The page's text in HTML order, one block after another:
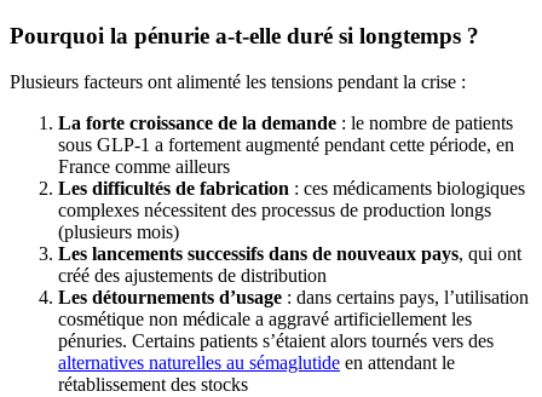
Pourquoi la pénurie a-t-elle duré si longtemps ?
Plusieurs facteurs ont alimenté les tensions pendant la crise :
La forte croissance de la demande : le nombre de patients
sous GLP-1 a fortement augmenté pendant cette période, en
France comme ailleurs
Les difficultés de fabrication : ces médicaments biologiques
complexes nécessitent des processus de production longs
(plusieurs mois)
Les lancements successifs dans de nouveaux pays, qui ont
créé des ajustements de distribution
Les détournements d’usage : dans certains pays, l’utilisation
cosmétique non médicale a aggravé artificiellement les
pénuries. Certains patients s’étaient alors tournés vers des
alternatives naturelles au sémaglutide en attendant le
rétablissement des stocks